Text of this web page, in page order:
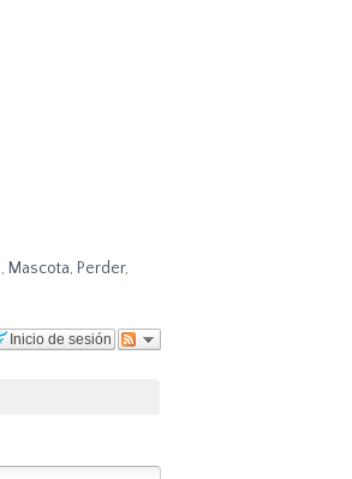
, Mascota, Perder,
Inicio de sesión